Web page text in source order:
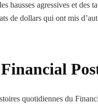
hausses agressives et des
de dollars qui ont mis
quotidiennes du